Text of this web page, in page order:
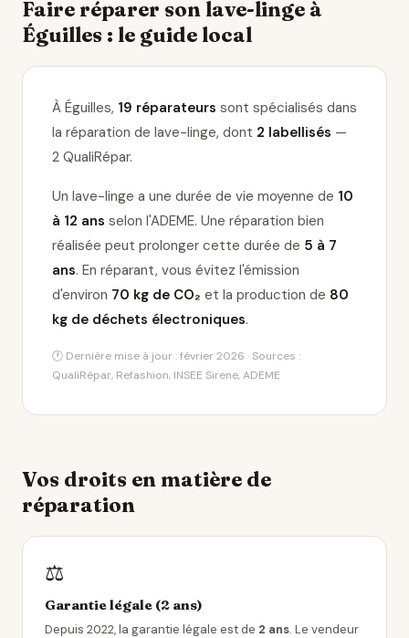
Faire réparer son lave-linge à
Éguilles : le guide local
À Éguilles, 19 réparateurs sont spécialisés dans
la réparation de lave-linge, dont 2 labellisés —
2 QualiRépar.
Un lave-linge a une durée de vie moyenne de 10
à 12 ans selon l'ADEME. Une réparation bien
réalisée peut prolonger cette durée de 5 à 7
ans. En réparant, vous évitez l'émission
d'environ 70 kg de CO₂ et la production de 80
kg de déchets électroniques.
🕐 Dernière mise à jour : février 2026 · Sources :
QualiRépar, Refashion, INSEE Sirene, ADEME
Vos droits en matière de
réparation
⚖️
Garantie légale (2 ans)
Depuis 2022, la garantie légale est de 2 ans. Le vendeur